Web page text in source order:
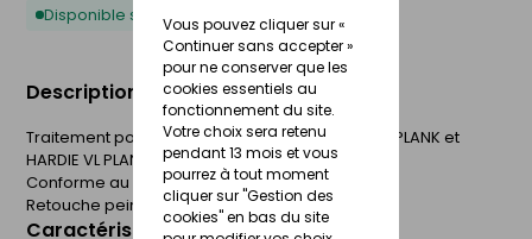
Vous pouvez cliquer sur «
Continuer sans accepter »
pour ne conserver que les
cookies essentiels au
fonctionnement du site.
Votre choix sera retenu
pendant 13 mois et vous
pourrez à tout moment
cliquer sur "Gestion des
cookies" en bas du site
Disponible sous 10 jours
Description du produit
Traitement pour les bardages et chants HARDIE PLANK et
HARDIE VL PLANK.
Conforme au DTU 41.2.
Retouche peinture pour bardage.
Caractéristiques du produit